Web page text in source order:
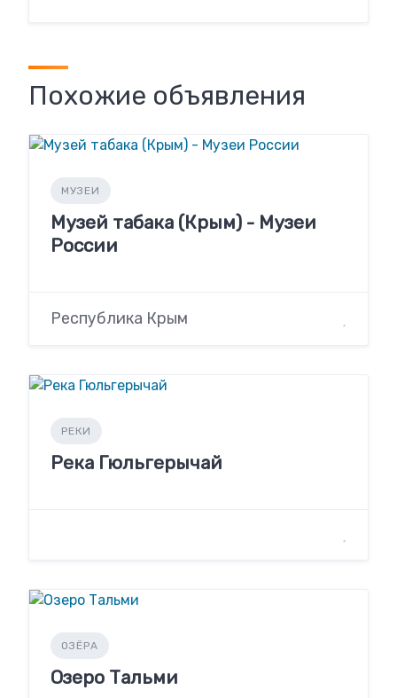
Похожие объявления
МУЗЕИ
Музей табака (Крым) - Музеи
России
Республика Крым
РЕКИ
Река Гюльгерычай
ОЗЁРА
Озеро Тальми